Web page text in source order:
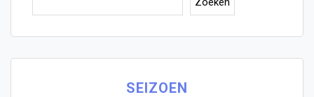
SEIZOEN